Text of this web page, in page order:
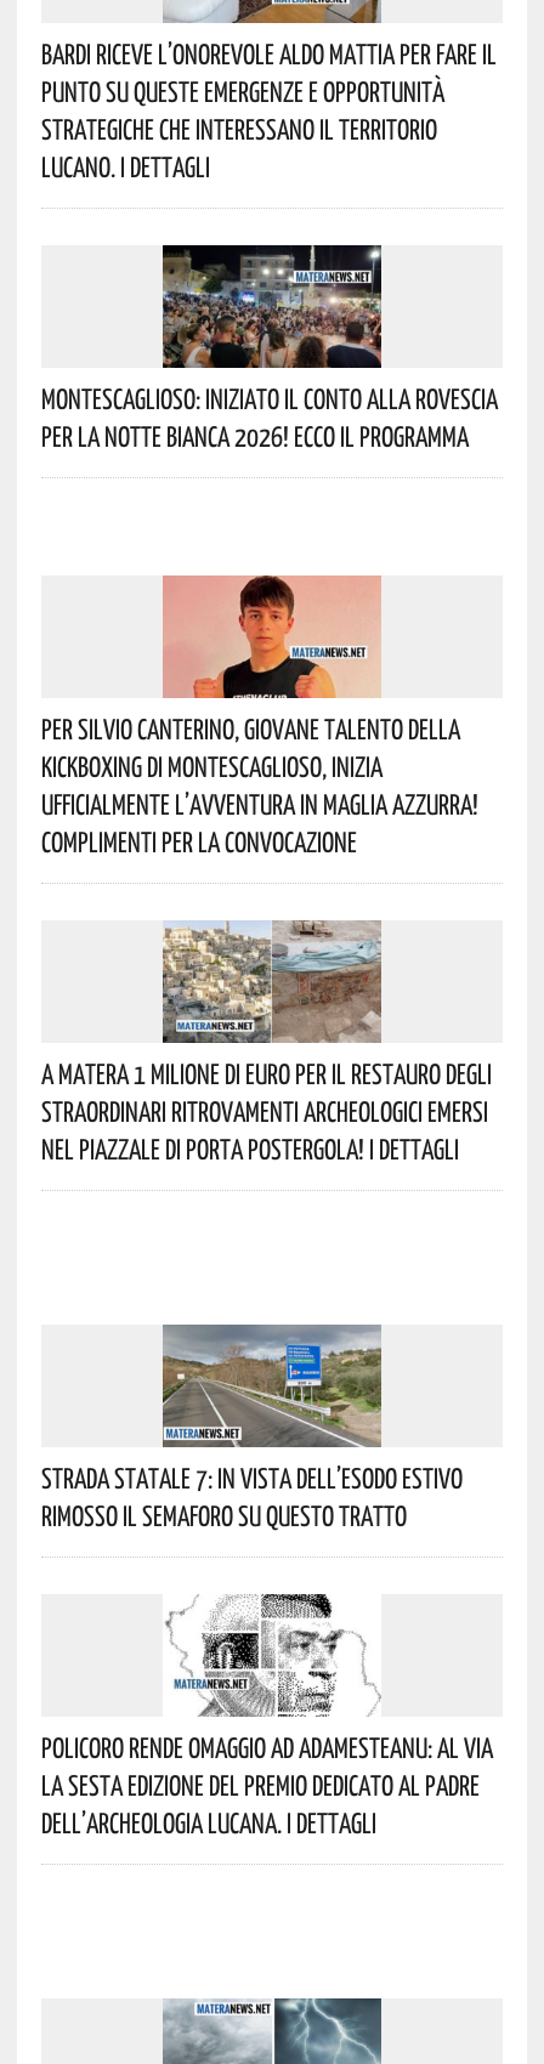
Bardi Riceve L’onorevole Aldo Mattia Per Fare Il
Punto Su Queste Emergenze E Opportunità
Strategiche Che Interessano Il Territorio
Lucano. I Dettagli
Montescaglioso: Iniziato Il Conto Alla Rovescia
Per La Notte Bianca 2026! Ecco Il Programma
Per Silvio Canterino, Giovane Talento Della
Kickboxing Di Montescaglioso, Inizia
Ufficialmente L’avventura In Maglia Azzurra!
Complimenti Per La Convocazione
A Matera 1 Milione Di Euro Per Il Restauro Degli
Straordinari Ritrovamenti Archeologici Emersi
Nel Piazzale Di Porta Postergola! I Dettagli
Strada Statale 7: In Vista Dell’esodo Estivo
Rimosso Il Semaforo Su Questo Tratto
Policoro Rende Omaggio Ad Adamesteanu: Al Via
La Sesta Edizione Del Premio Dedicato Al Padre
Dell’archeologia Lucana. I Dettagli